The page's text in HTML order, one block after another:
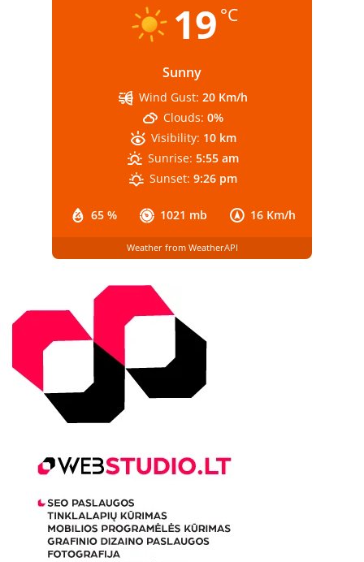
19 °C
Sunny
65 % 1021 mb 16 Km/h
Wind Gust: 20 Km/h
Clouds: 0%
Visibility: 10 km
Sunrise: 5:55 am
Sunset: 9:26 pm
Weather from WeatherAPI